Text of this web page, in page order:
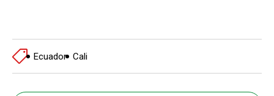
Ecuador Cali